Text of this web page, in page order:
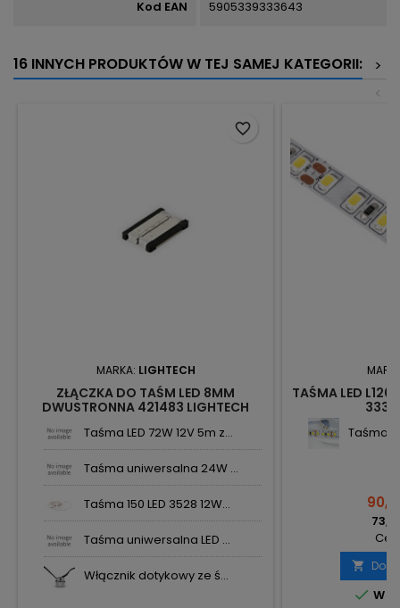
Kod EAN 5905339333643
16 INNYCH PRODUKTÓW W TEJ SAMEJ KATEGORII:
>
<
MARKA: LIGHTECH
ZŁĄCZKA DO TAŚM LED 8MM
DWUSTRONNA 421483 LIGHTECH
Taśma LED 72W 12V 5m z...
Taśma uniwersalna 24W ...
Taśma 150 LED 3528 12W...
Taśma uniwersalna LED ...
Włącznik dotykowy ze ś...
favorite_border
TAŚMA LED
Taśma

 W